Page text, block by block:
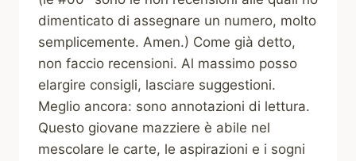
dimenticato di assegnare un numero, molto
semplicemente. Amen.) Come già detto,
non faccio recensioni. Al massimo posso
elargire consigli, lasciare suggestioni.
Meglio ancora: sono annotazioni di lettura.
Questo giovane mazziere è abile nel
mescolare le carte, le aspirazioni e i sogni